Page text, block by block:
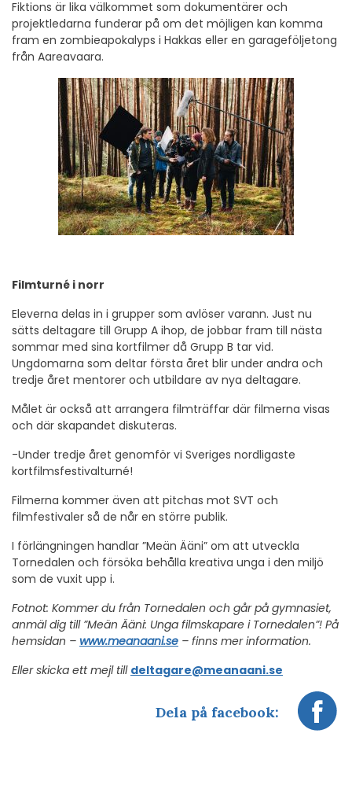
Fiktions är lika välkommet som dokumentärer och
projektledarna funderar på om det möjligen kan komma
fram en zombieapokalyps i Hakkas eller en garageföljetong
från Aareavaara.
Filmturné i norr
Eleverna delas in i grupper som avlöser varann. Just nu
sätts deltagare till Grupp A ihop, de jobbar fram till nästa
sommar med sina kortfilmer då Grupp B tar vid.
Ungdomarna som deltar första året blir under andra och
tredje året mentorer och utbildare av nya deltagare.
Målet är också att arrangera filmträffar där filmerna visas
och där skapandet diskuteras.
-Under tredje året genomför vi Sveriges nordligaste
kortfilmsfestivalturné!
Filmerna kommer även att pitchas mot SVT och
filmfestivaler så de når en större publik.
I förlängningen handlar ”Meän Ääni” om att utveckla
Tornedalen och försöka behålla kreativa unga i den miljö
som de vuxit upp i.
Fotnot: Kommer du från Tornedalen och går på gymnasiet,
anmäl dig till ”Meän Ääni: Unga filmskapare i Tornedalen”! På
hemsidan – www.meanaani.se – finns mer information.
Eller skicka ett mejl till deltagare@meanaani.se
Dela på facebook: